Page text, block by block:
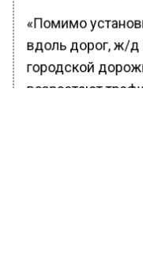
«Помимо
вдоль дорог, ж/д
городской
возрастают